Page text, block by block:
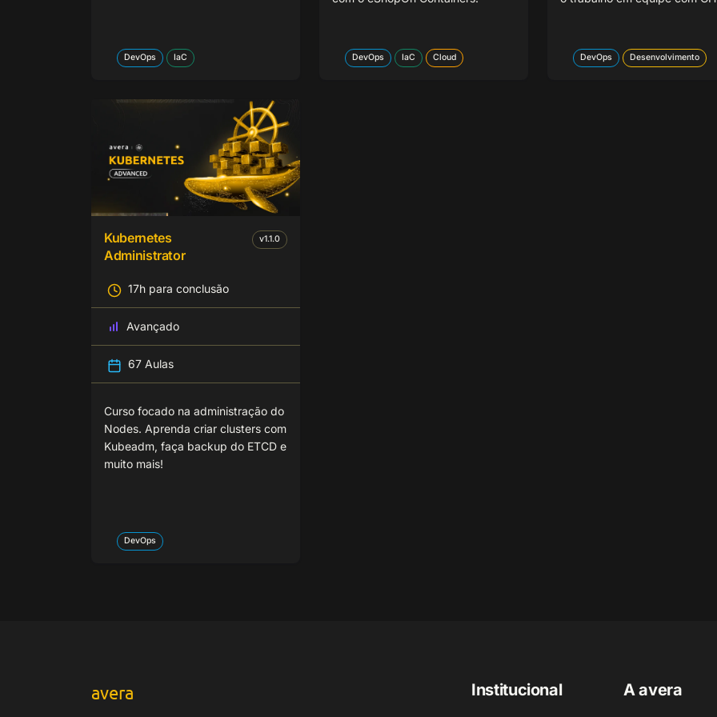
DevOps IaC DevOps IaC Cloud DevOps Desenvolvimento
Kubernetes
Administrator
v1.1.0
17h para conclusão
Avançado
67 Aulas
Curso focado na administração do
Nodes. Aprenda criar clusters com
Kubeadm, faça backup do ETCD e
muito mais!
DevOps
avera Institucional A avera